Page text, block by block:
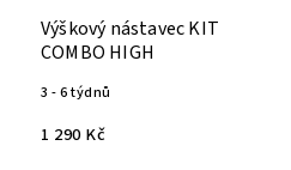
Výškový nástavec KIT
COMBO HIGH
3 - 6 týdnů
1 290 Kč